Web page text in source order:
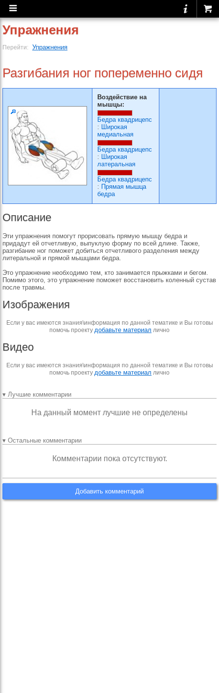
Упражнения
Перейти: Упражнения
Разгибания ног попеременно сидя
Воздействие на
мышцы:
Бедра квадрицепс
: Широкая
медиальная
Бедра квадрицепс
: Широкая
латеральная
Бедра квадрицепс
: Прямая мышца
бедра
Описание
Эти упражнения помогут прорисовать прямую мышцу бедра и
придадут ей отчетливую, выпуклую форму по всей длине. Также,
разгибание ног поможет добиться отчетливого разделения между
литеральной и прямой мышцами бедра.
Это упражнение необходимо тем, кто занимается прыжками и бегом.
Помимо этого, это упражнение поможет восстановить коленный сустав
после травмы.
Изображения
Если у вас имеются знания\информация по данной тематике и Вы готовы
помочь проекту добавьте материал лично
Видео
Если у вас имеются знания\информация по данной тематике и Вы готовы
помочь проекту добавьте материал лично
▾ Лучшие комментарии
На данный момент лучшие не определены
▾ Остальные комментарии
Комментарии пока отсутствуют.
Добавить комментарий